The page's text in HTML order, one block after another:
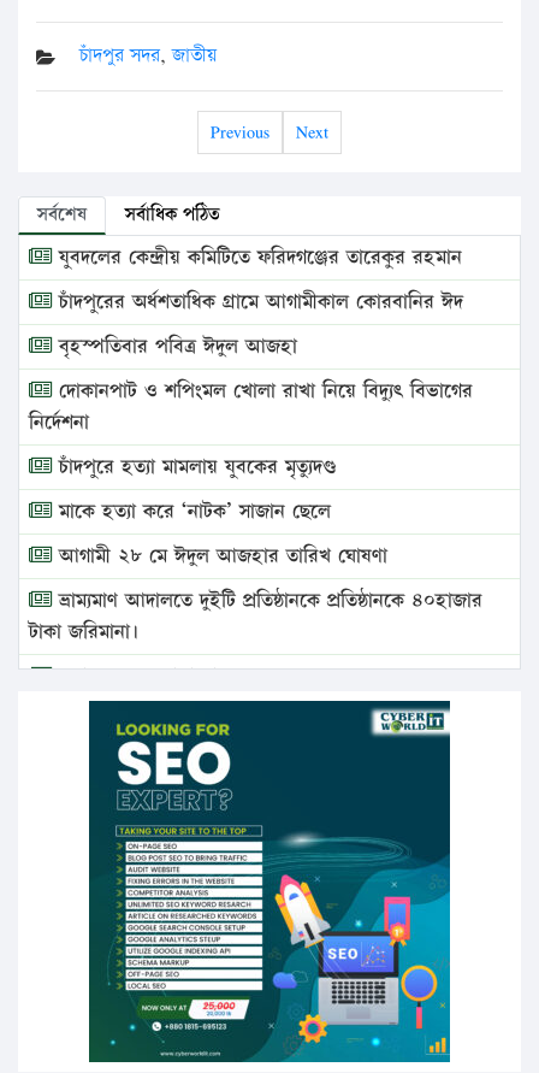
চাঁদপুর সদর,জাতীয়
Previous Next
সর্বশেষ সর্বাধিক পঠিত
যুবদলের কেন্দ্রীয় কমিটিতে ফরিদগঞ্জের তারেকুর রহমান
চাঁদপুরের অর্ধশতাধিক গ্রামে আগামীকাল কোরবানির ঈদ
বৃহস্পতিবার পবিত্র ঈদুল আজহা
দোকানপাট ও শপিংমল খোলা রাখা নিয়ে বিদ্যুৎ বিভাগের
নির্দেশনা
চাঁদপুরে হত্যা মামলায় যুবকের মৃত্যুদণ্ড
মাকে হত্যা করে ‘নাটক’ সাজান ছেলে
আগামী ২৮ মে ঈদুল আজহার তারিখ ঘোষণা
ভ্রাম্যমাণ আদালতে দুইটি প্রতিষ্ঠানকে প্রতিষ্ঠানকে ৪০হাজার
টাকা জরিমানা।
এবার লঞ্চের ভাড়া বাড়ল
১৭ থেকে ২১ শতাংশ বিদ্যুতের দাম বাড়ানোর প্রস্তাব পিডিবির
১৬ মে চাঁদপুর ও ২৫ মে ফেনী সফরে যাবেন প্রধানমন্ত্রী
উচ্চশিক্ষায় গৌরবময় অর্জন: পূর্ণ স্কলারশিপে যুক্তরাষ্ট্রে
পিএইচডি করছেন কুয়েটের কৃতি…
সারা দেশে বজ্রাঘাতে ১৪ জনের প্রাণহানি
কঠোর হচ্ছে এসএসসি ও এইচএসসি পরীক্ষা
ফরিদগঞ্জে আগুনে পুড়লো ৬ ব্যবসা প্রতিষ্ঠান